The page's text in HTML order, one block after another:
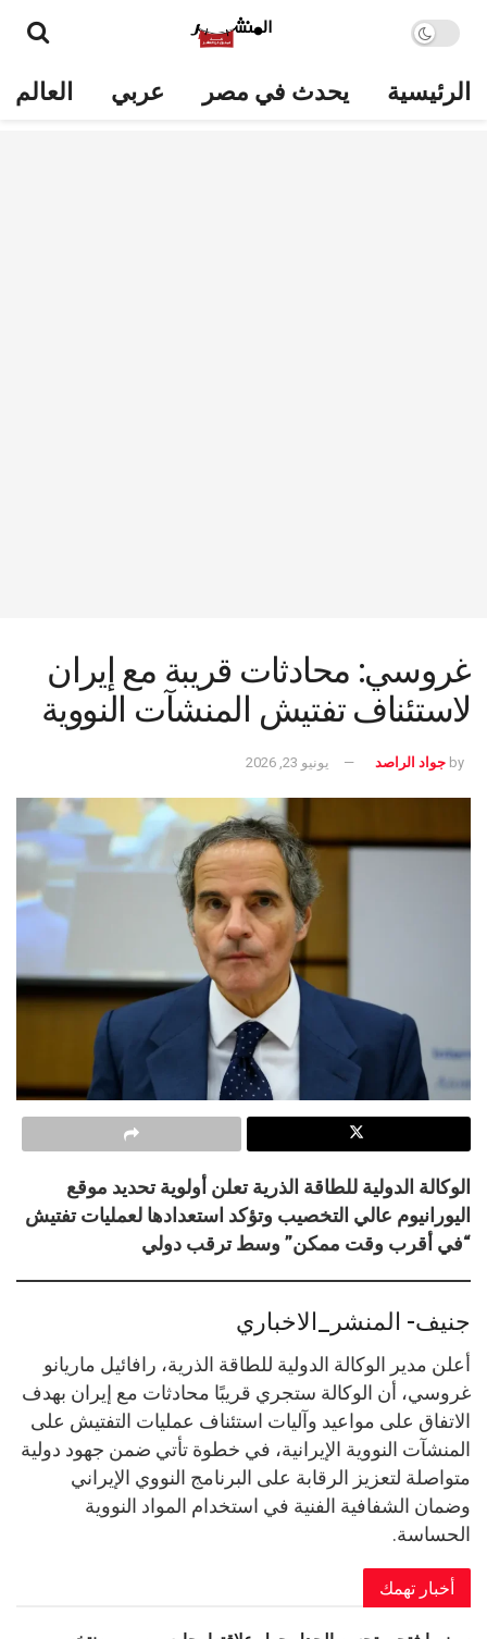
الرئيسية يحدث في مصر عربي العالم
غروسي: محادثات قريبة مع إيران
لاستئناف تفتيش المنشآت النووية
by جواد الراصد يونيو 23, 2026
الوكالة الدولية للطاقة الذرية تعلن أولوية تحديد موقع
اليورانيوم عالي التخصيب وتؤكد استعدادها لعمليات تفتيش
“في أقرب وقت ممكن” وسط ترقب دولي
جنيف- المنشر_الاخباري
أعلن مدير الوكالة الدولية للطاقة الذرية، رافائيل ماريانو
غروسي، أن الوكالة ستجري قريبًا محادثات مع إيران بهدف
الاتفاق على مواعيد وآليات استئناف عمليات التفتيش على
المنشآت النووية الإيرانية، في خطوة تأتي ضمن جهود دولية
متواصلة لتعزيز الرقابة على البرنامج النووي الإيراني
وضمان الشفافية الفنية في استخدام المواد النووية
الحساسة.
أخبار تهمك